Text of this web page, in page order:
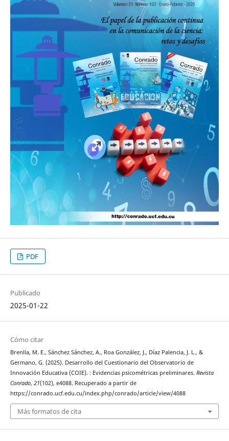
PDF
Publicado
2025-01-22
Cómo citar
Brenlla, M. E., Sánchez Sánchez, A., Roa González, J., Díaz Palencia, J. L., &
Germano, G. (2025). Desarrollo del Cuestionario del Observatorio de
Innovación Educativa (COIE). : Evidencias psicométricas preliminares. Revista
Conrado, 21(102), e4088. Recuperado a partir de
https://conrado.ucf.edu.cu/index.php/conrado/article/view/4088
Más formatos de cita